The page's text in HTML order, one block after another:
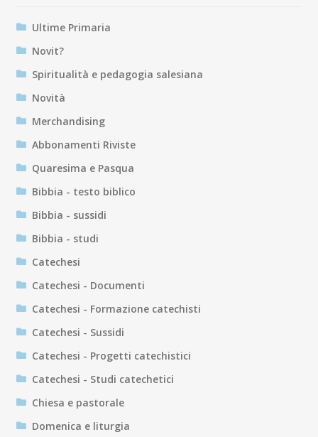
Ultime Primaria
Novit?
Spiritualità e pedagogia salesiana
Novità
Merchandising
Abbonamenti Riviste
Quaresima e Pasqua
Bibbia - testo biblico
Bibbia - sussidi
Bibbia - studi
Catechesi
Catechesi - Documenti
Catechesi - Formazione catechisti
Catechesi - Sussidi
Catechesi - Progetti catechistici
Catechesi - Studi catechetici
Chiesa e pastorale
Domenica e liturgia